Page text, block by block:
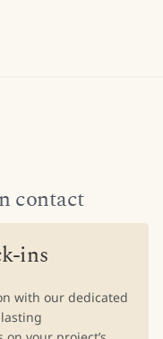
contact
ins
with our dedicated